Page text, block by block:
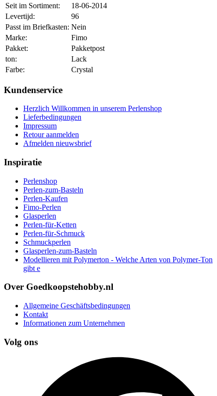
Seit im Sortiment:
18-06-2014
Levertijd:
96
Passt im Briefkasten: Nein
Marke:
Fimo
Pakket:
Pakketpost
ton:
Lack
Farbe:
Crystal
Kundenservice
Herzlich Willkommen in unserem Perlenshop
Lieferbedingungen
Impressum
Retour aanmelden
Afmelden nieuwsbrief
Inspiratie
Perlenshop
Perlen-zum-Basteln
Perlen-Kaufen
Fimo-Perlen
Glasperlen
Perlen-für-Ketten
Perlen-für-Schmuck
Schmuckperlen
Glasperlen-zum-Basteln
Modellieren mit Polymerton - Welche Arten von Polymer-Ton
gibt e
Over Goedkoopstehobby.nl
Allgemeine Geschäftsbedingungen
Kontakt
Informationen zum Unternehmen
Volg ons